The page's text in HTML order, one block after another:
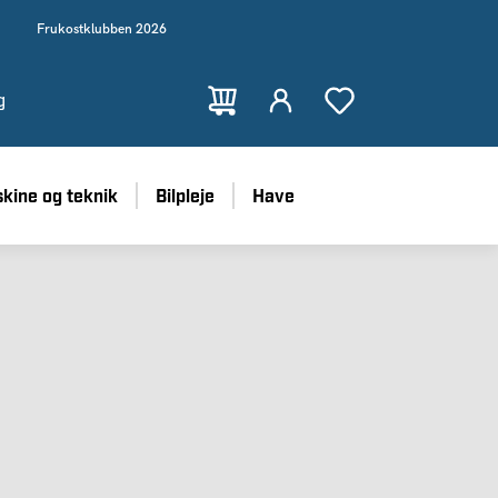
Frukostklubben 2026
og teknik Bilpleje Have